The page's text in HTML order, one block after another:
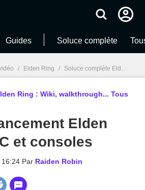
Guides Soluce complète
/ Elden Ring / Soluce complète Elden Ring : Wiki, walkthrough... Tous nos guides
Ring : Wiki, walkthrough... Tous
Elden
et consoles
16:24 Par Raiden Robin